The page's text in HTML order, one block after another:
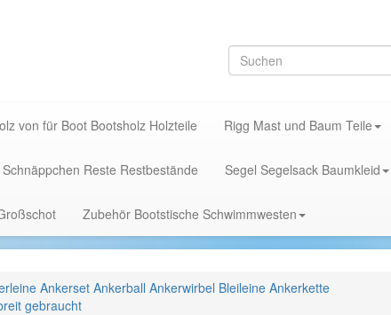
von für Boot Bootsholz Holzteile Rigg Mast und Baum Teile
Schnäppchen Reste Restbestände Segel Segelsack Baumkleid
Zubehör Bootstische Schwimmwesten
Ankerset Ankerball Ankerwirbel Bleileine Ankerkette
gebraucht